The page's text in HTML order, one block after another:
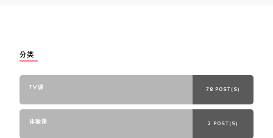
分类
TV课 78 POST(S)
体验课 2 POST(S)